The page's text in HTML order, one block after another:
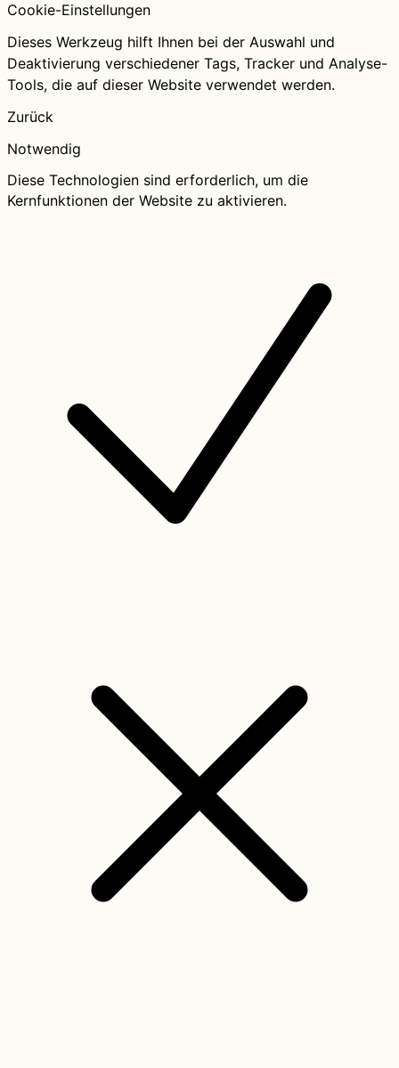
Cookie-Einstellungen
Dieses Werkzeug hilft Ihnen bei der Auswahl und
Deaktivierung verschiedener Tags, Tracker und Analyse-
Tools, die auf dieser Website verwendet werden.
Zurück
Notwendig
Diese Technologien sind erforderlich, um die
Kernfunktionen der Website zu aktivieren.